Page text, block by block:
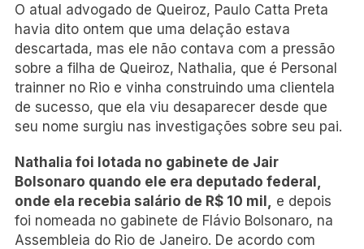
O atual advogado de Queiroz, Paulo Catta Preta
havia dito ontem que uma delação estava
descartada, mas ele não contava com a pressão
sobre a filha de Queiroz, Nathalia, que é Personal
trainner no Rio e vinha construindo uma clientela
de sucesso, que ela viu desaparecer desde que
seu nome surgiu nas investigações sobre seu pai.
Nathalia foi lotada no gabinete de Jair
Bolsonaro quando ele era deputado federal,
onde ela recebia salário de R$ 10 mil,
e depois
foi nomeada no gabinete de Flávio Bolsonaro, na
Assembleia do Rio de Janeiro. De acordo com